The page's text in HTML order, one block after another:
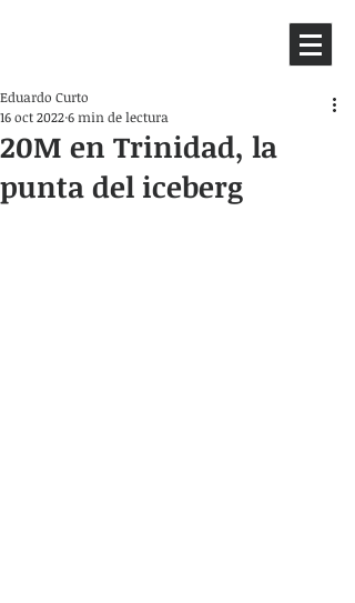
20M en Trinidad, la
punta del iceberg
Eduardo Curto
16 oct 20226 min de lectura